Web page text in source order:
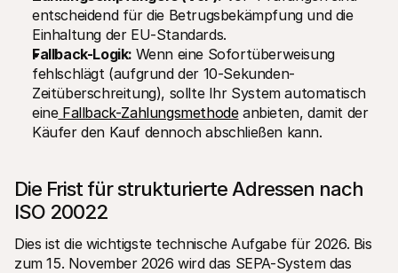
entscheidend für die Betrugsbekämpfung und die
Einhaltung der EU-Standards.
Fallback-Logik: Wenn eine Sofortüberweisung
fehlschlägt (aufgrund der 10-Sekunden-
Zeitüberschreitung), sollte Ihr System automatisch
eine Fallback-Zahlungsmethode anbieten, damit der
Käufer den Kauf dennoch abschließen kann.
Die Frist für strukturierte Adressen nach
ISO 20022
Dies ist die wichtigste technische Aufgabe für 2026. Bis
zum 15. November 2026 wird das SEPA-System das